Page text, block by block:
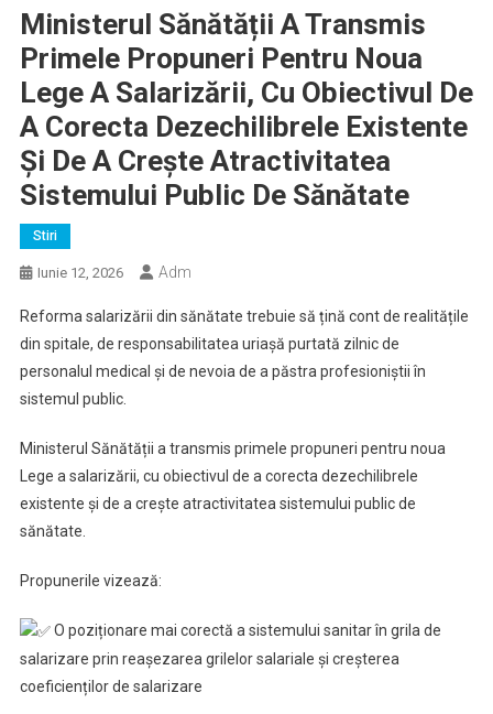
Ministerul Sănătății A Transmis
Primele Propuneri Pentru Noua
Lege A Salarizării, Cu Obiectivul De
A Corecta Dezechilibrele Existente
Și De A Crește Atractivitatea
Sistemului Public De Sănătate
Stiri
Iunie 12, 2026 Adm
Reforma salarizării din sănătate trebuie să țină cont de realitățile
din spitale, de responsabilitatea uriașă purtată zilnic de
personalul medical și de nevoia de a păstra profesioniștii în
sistemul public.
Ministerul Sănătății a transmis primele propuneri pentru noua
Lege a salarizării, cu obiectivul de a corecta dezechilibrele
existente și de a crește atractivitatea sistemului public de
sănătate.
Propunerile vizează:
O poziționare mai corectă a sistemului sanitar în grila de
salarizare prin reașezarea grilelor salariale și creșterea
coeficienților de salarizare